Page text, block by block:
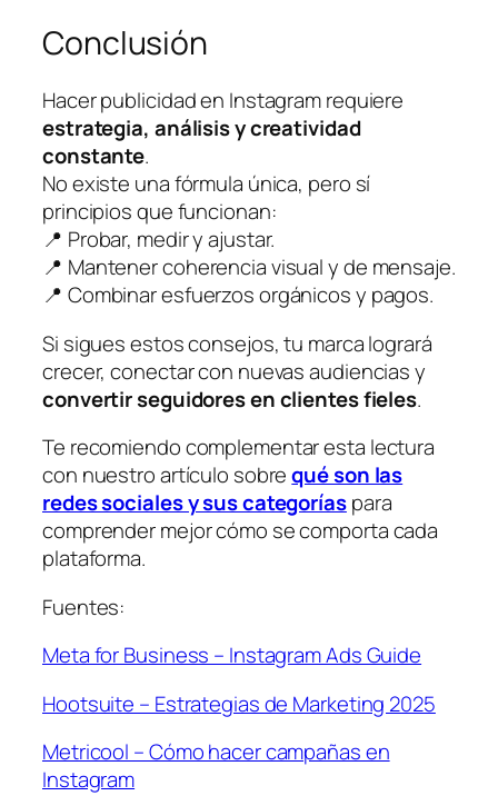
Conclusión
Hacer publicidad en Instagram requiere
estrategia, análisis y creatividad
constante.
No existe una fórmula única, pero sí
principios que funcionan:
📍 Probar, medir y ajustar.
📍 Mantener coherencia visual y de mensaje.
📍 Combinar esfuerzos orgánicos y pagos.
Si sigues estos consejos, tu marca logrará
crecer, conectar con nuevas audiencias y
convertir seguidores en clientes fieles.
Te recomiendo complementar esta lectura
con nuestro artículo sobrequé son las
redes sociales y sus categoríaspara
comprender mejor cómo se comporta cada
plataforma.
Fuentes:
Meta for Business – Instagram Ads Guide
Hootsuite – Estrategias de Marketing 2025
Metricool – Cómo hacer campañas en
Instagram